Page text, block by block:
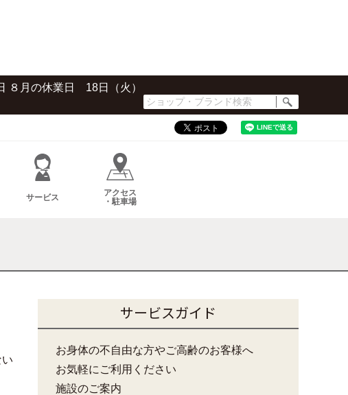
８月の休業日 18日（火）
シ
ョ
サービス
アクセス
・駐車場
サービスガイド
お身体の不自由な方やご高齢のお客様へ
お気軽にご利用ください
施設のご案内